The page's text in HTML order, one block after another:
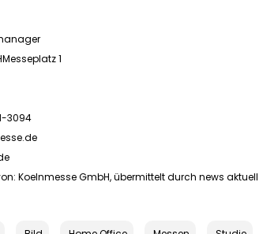
1
3094
Koelnmesse GmbH, übermittelt durch news aktuell